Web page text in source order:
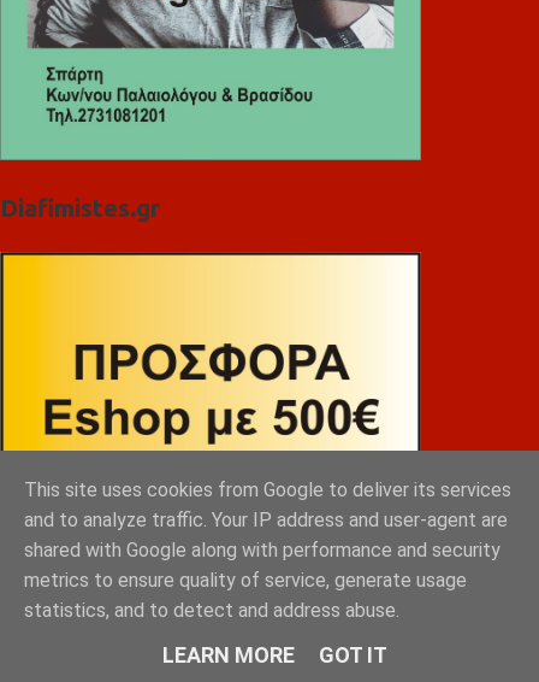
Diafimistes.gr
This site uses cookies from Google to deliver its services
and to analyze traffic. Your IP address and user-agent are
shared with Google along with performance and security
metrics to ensure quality of service, generate usage
statistics, and to detect and address abuse.
LEARN MORE GOT IT